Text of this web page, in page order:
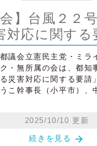
会】台風２２
対応に関する
議会立憲民主党・ミラ
・無所属の会は、都知
災害対応に関する要請
こ幹事長（小平市）、
2025/10/10 更新
続きを見る arrow_forward